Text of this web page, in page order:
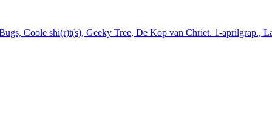
Coole shi(r)t(s), Geeky Tree, De Kop van Chriet. 1-